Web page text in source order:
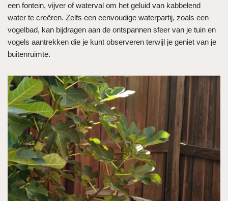
een fontein, vijver of waterval om het geluid van kabbelend
water te creëren. Zelfs een eenvoudige waterpartij, zoals een
vogelbad, kan bijdragen aan de ontspannen sfeer van je tuin en
vogels aantrekken die je kunt observeren terwijl je geniet van je
buitenruimte.